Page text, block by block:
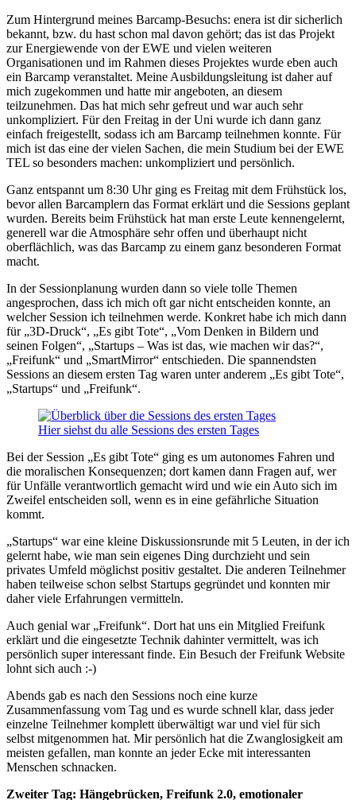
Zum Hintergrund meines Barcamp-Besuchs: enera ist dir sicherlich
bekannt, bzw. du hast schon mal davon gehört; das ist das Projekt
zur Energiewende von der EWE und vielen weiteren
Organisationen und im Rahmen dieses Projektes wurde eben auch
ein Barcamp veranstaltet. Meine Ausbildungsleitung ist daher auf
mich zugekommen und hatte mir angeboten, an diesem
teilzunehmen. Das hat mich sehr gefreut und war auch sehr
unkompliziert. Für den Freitag in der Uni wurde ich dann ganz
einfach freigestellt, sodass ich am Barcamp teilnehmen konnte. Für
mich ist das eine der vielen Sachen, die mein Studium bei der EWE
TEL so besonders machen: unkompliziert und persönlich.
Ganz entspannt um 8:30 Uhr ging es Freitag mit dem Frühstück los,
bevor allen Barcamplern das Format erklärt und die Sessions geplant
wurden. Bereits beim Frühstück hat man erste Leute kennengelernt,
generell war die Atmosphäre sehr offen und überhaupt nicht
oberflächlich, was das Barcamp zu einem ganz besonderen Format
macht.
In der Sessionplanung wurden dann so viele tolle Themen
angesprochen, dass ich mich oft gar nicht entscheiden konnte, an
welcher Session ich teilnehmen werde. Konkret habe ich mich dann
für „3D-Druck“, „Es gibt Tote“, „Vom Denken in Bildern und
seinen Folgen“, „Startups – Was ist das, wie machen wir das?“,
„Freifunk“ und „SmartMirror“ entschieden. Die spannendsten
Sessions an diesem ersten Tag waren unter anderem „Es gibt Tote“,
„Startups“ und „Freifunk“.
Hier siehst du alle Sessions des ersten Tages
Bei der Session „Es gibt Tote“ ging es um autonomes Fahren und
die moralischen Konsequenzen; dort kamen dann Fragen auf, wer
für Unfälle verantwortlich gemacht wird und wie ein Auto sich im
Zweifel entscheiden soll, wenn es in eine gefährliche Situation
kommt.
„Startups“ war eine kleine Diskussionsrunde mit 5 Leuten, in der ich
gelernt habe, wie man sein eigenes Ding durchzieht und sein
privates Umfeld möglichst positiv gestaltet. Die anderen Teilnehmer
haben teilweise schon selbst Startups gegründet und konnten mir
daher viele Erfahrungen vermitteln.
Auch genial war „Freifunk“. Dort hat uns ein Mitglied Freifunk
erklärt und die eingesetzte Technik dahinter vermittelt, was ich
persönlich super interessant finde. Ein Besuch der Freifunk Website
lohnt sich auch :-)
Abends gab es nach den Sessions noch eine kurze
Zusammenfassung vom Tag und es wurde schnell klar, dass jeder
einzelne Teilnehmer komplett überwältigt war und viel für sich
selbst mitgenommen hat. Mir persönlich hat die Zwanglosigkeit am
meisten gefallen, man konnte an jeder Ecke mit interessanten
Menschen schnacken.
Zweiter Tag: Hängebrücken, Freifunk 2.0, emotionaler